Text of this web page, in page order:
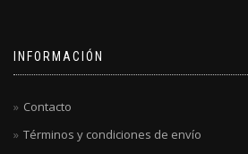
INFORMACIÓN
Contacto
Términos y condiciones de envío